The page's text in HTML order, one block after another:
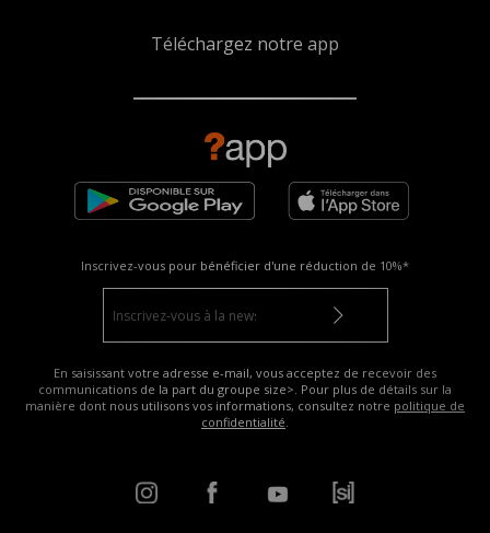
Téléchargez notre app
Inscrivez-vous pour bénéficier d'une réduction de 10%*
En saisissant votre adresse e-mail, vous acceptez de recevoir des
communications de la part du groupe size>. Pour plus de détails sur la
manière dont nous utilisons vos informations, consultez notre politique de
confidentialité.